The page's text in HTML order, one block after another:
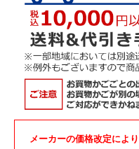
メーカーの価格改定によ